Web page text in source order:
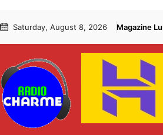
para
conteúdo
to Saturday, August 8, 2026 Magazine